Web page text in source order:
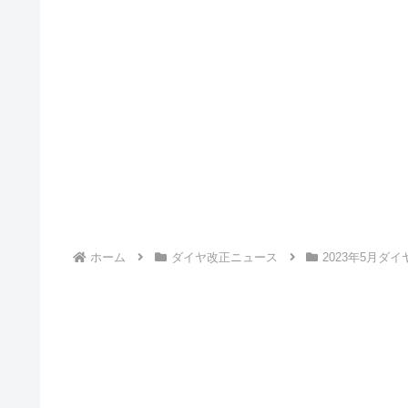
ホーム ダイヤ改正ニュース 2023年5月ダイ